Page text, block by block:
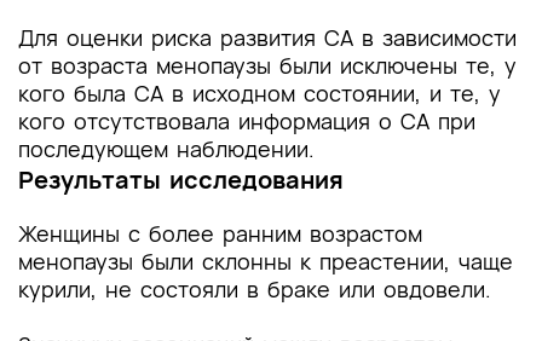
Для оценки риска развития СА в зависимости
от возраста менопаузы были исключены те, у
кого была СА в исходном состоянии, и те, у
кого отсутствовала информация о СА при
последующем наблюдении.
Результаты исследования
Женщины с более ранним возрастом
менопаузы были склонны к преастении, чаще
курили, не состояли в браке или овдовели.